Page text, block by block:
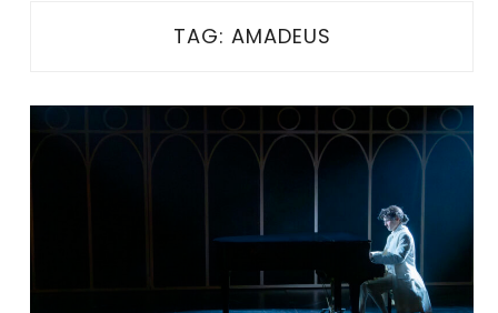
TAG: AMADEUS